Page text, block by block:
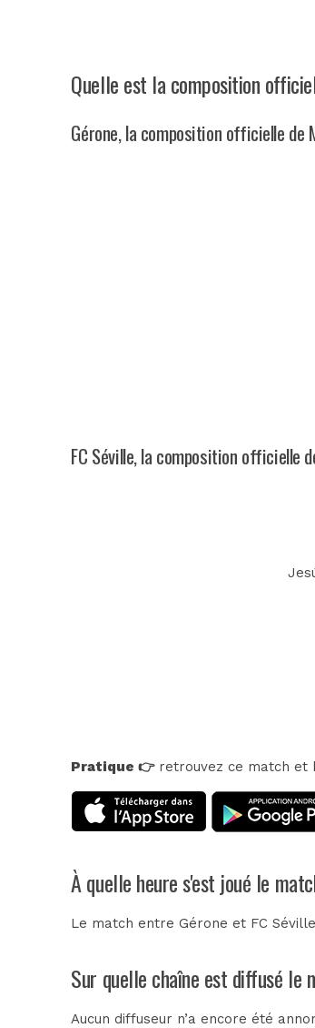
Quelle est la composition
Gérone, la composition officielle de
FC Séville, la composition officielle
Pratique 👉retrouvez ce match et
À quelle heure s'est joué le
Le match entre Gérone et FC
Sur quelle chaîne est diffusé le
Aucun diffuseur n’a encore été